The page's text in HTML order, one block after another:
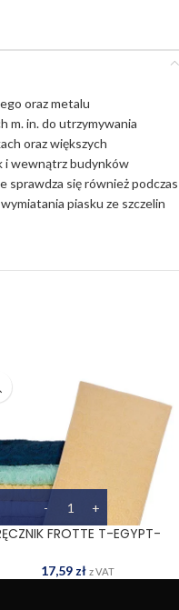
oraz metalu
m. in. do utrzymywania
oraz większych
i wewnątrz budynków
sprawdza się również podczas
piasku ze szczelin
FROTTE T-EGYPT-
17,59 zł z VAT